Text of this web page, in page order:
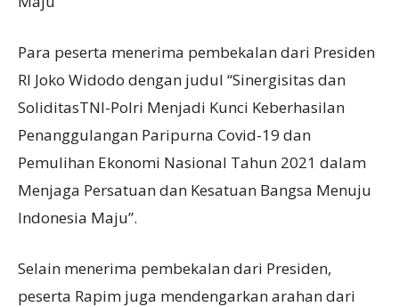
Para peserta menerima pembekalan dari Presiden
RI Joko Widodo dengan judul “Sinergisitas dan
SoliditasTNI-Polri Menjadi Kunci Keberhasilan
Penanggulangan Paripurna Covid-19 dan
Pemulihan Ekonomi Nasional Tahun 2021 dalam
Menjaga Persatuan dan Kesatuan Bangsa Menuju
Indonesia Maju”.
Selain menerima pembekalan dari Presiden,
peserta Rapim juga mendengarkan arahan dari